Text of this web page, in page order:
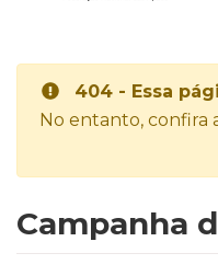
404 - Essa
No entanto, confira
Campanha